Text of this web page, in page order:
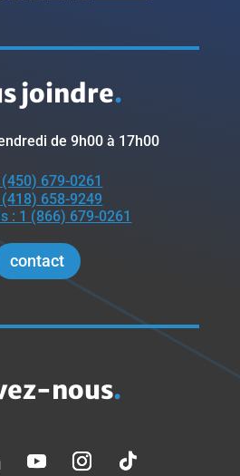
joindre.
de 9h00 à 17h00
679-0261
(418) 658-9249
: 1 (866) 679-0261
contact
nous.